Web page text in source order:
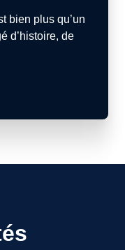
bien plus qu’un
d’histoire, de